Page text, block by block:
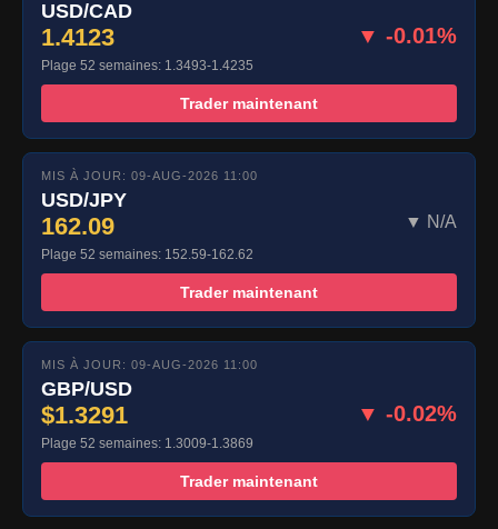
USD/CAD
1.4123 ▼ -0.01%
Plage 52 semaines: 1.3493-1.4235
Trader maintenant
MIS À JOUR: 09-AUG-2026 11:00
USD/JPY
162.09 ▼ N/A
Plage 52 semaines: 152.59-162.62
Trader maintenant
MIS À JOUR: 09-AUG-2026 11:00
GBP/USD
$1.3291 ▼ -0.02%
Plage 52 semaines: 1.3009-1.3869
Trader maintenant